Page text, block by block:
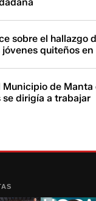
sobre el hallazgo
quiteños en
de Manta
dirigía a trabajar